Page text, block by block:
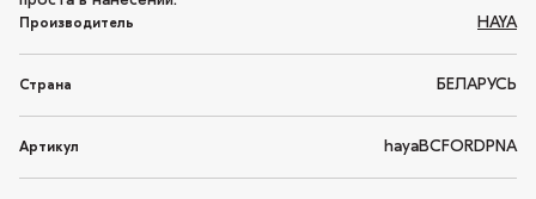
Производитель HAYA
Страна БЕЛАРУСЬ
Артикул hayaBCFORDPNA